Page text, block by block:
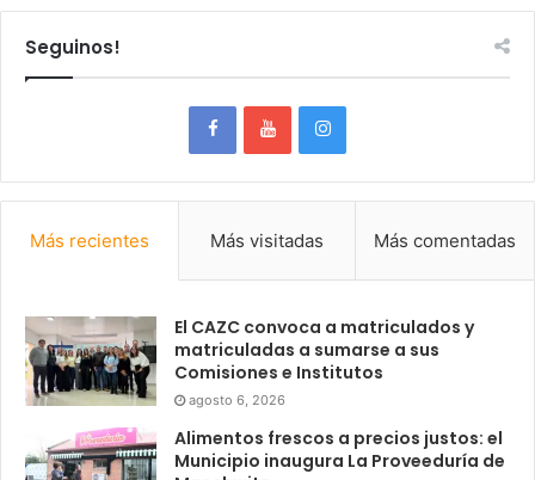
Seguinos!
Más recientes Más visitadas Más comentadas
El CAZC convoca a matriculados y
matriculadas a sumarse a sus
Comisiones e Institutos
agosto 6, 2026
Alimentos frescos a precios justos: el
Municipio inaugura La Proveeduría de